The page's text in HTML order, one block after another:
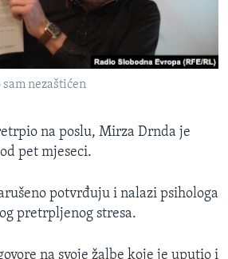
nezaštićen
na poslu, Mirza Drnda je
pet mjeseci.
potvrđuju i nalazi psihologa
pretrpljenog stresa.
na svoje žalbe koje je uputio i